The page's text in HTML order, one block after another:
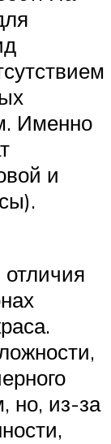
Именно
и
но, из-за